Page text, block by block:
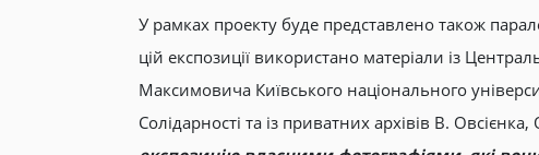
У рамках проекту буде представлено також
цій експозиції використано матеріали із
Максимовича Київського національного
Солідарності та із приватних архівів В.